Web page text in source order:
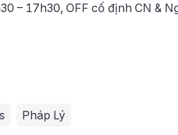
– 17h30, OFF cố định CN &
Pháp Lý